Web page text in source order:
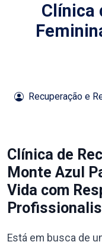
Clínica
Recuperação e
Clínica de
Monte Azul
Vida com
Está em busca de